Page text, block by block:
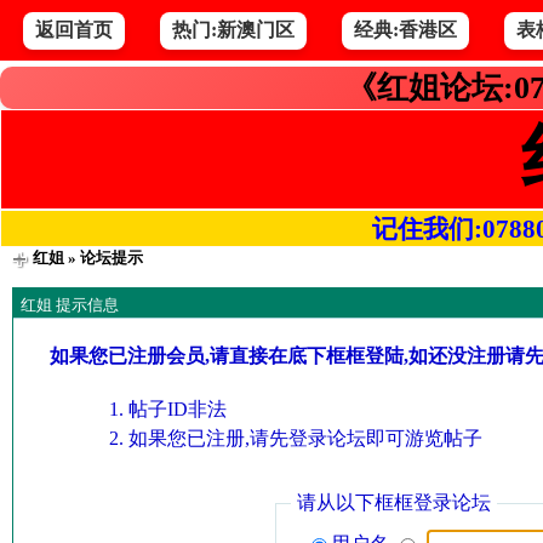
返回首页 热门:新澳门区 经典:香港区 表
《红姐论坛
记住我们
红姐» 论坛提示
红姐 提示信息
如果您已注册会员,请直接在底下框框登陆,如还没注册请
帖子ID非法
如果您已注册,请先登录论坛即可游览帖子
请从以下框框登录论坛